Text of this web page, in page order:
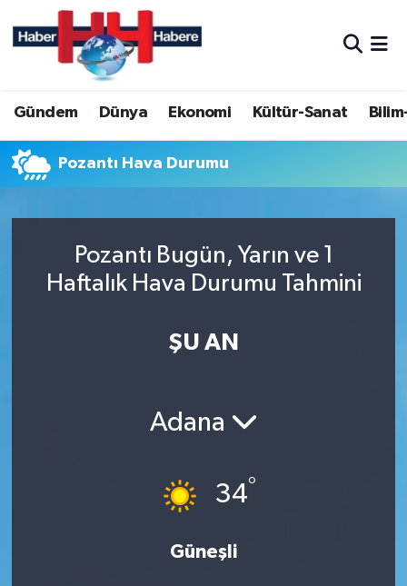
Gündem Dünya Ekonomi Kültür-Sanat
Pozantı Hava Durumu
Pozantı Bugün, Yarın ve 1
Haftalık Hava Durumu Tahmini
ŞU AN
Adana
34°
Güneşli
Hava Durumu
Trafik Durumu
Süper Lig Puan Durumu ve Fikstür
Son Dakika Haberleri